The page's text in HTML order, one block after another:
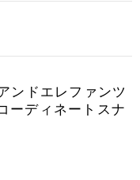
ンドエレファンツ
ーディネートスナ